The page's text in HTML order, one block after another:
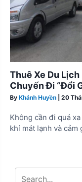
Thuê Xe Du Lịch
Chuyến Đi “Đổi
By Khánh Huyền 20
Không cần đi quá
khí mát lạnh và cảm